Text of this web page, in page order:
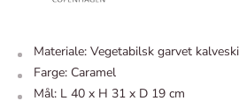
Materiale: Vegetabilsk garvet
Farge: Caramel
Mål: L 40 x H 31 x D 19 cm